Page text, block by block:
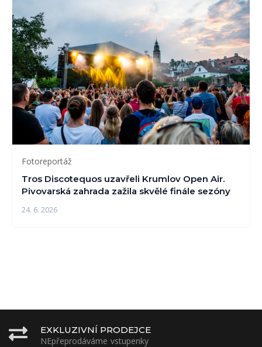
Fotoreportáž
Tros Discotequos uzavřeli Krumlov Open Air.
Pivovarská zahrada zažila skvělé finále sezóny
24. 6. 2026
EXKLUZIVNÍ PRODEJCE
NEpřeprodáváme vstupenky